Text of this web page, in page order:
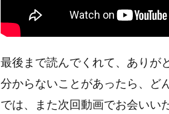
分からないことがあったら、ど
では、また次回動画でお会い